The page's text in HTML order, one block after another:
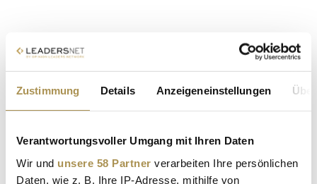
Zustimmung Details Anzeigeneinstellungen
Verantwortungsvoller Umgang mit Ihren Daten
Wir und unsere 58 Partner verarbeiten Ihre persönlichen
Daten, wie z. B. Ihre IP-Adresse, mithilfe von